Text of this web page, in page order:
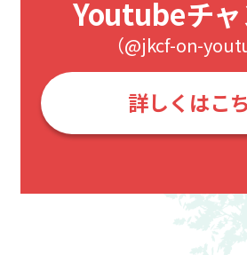
Youtubeチ
（@jkcf-on-
詳しくはこ